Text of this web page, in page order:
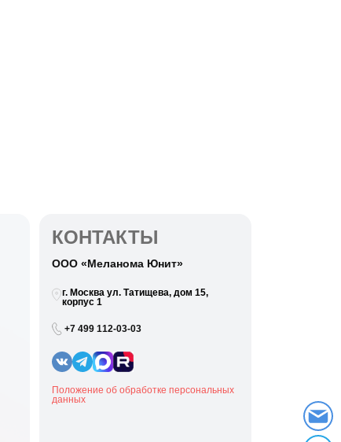
КОНТАКТЫ
ООО «Меланома Юнит»
г. Москва ул. Татищева, дом 15,
корпус 1
+7 499 112-03-03
Положение об обработке персональных
данных